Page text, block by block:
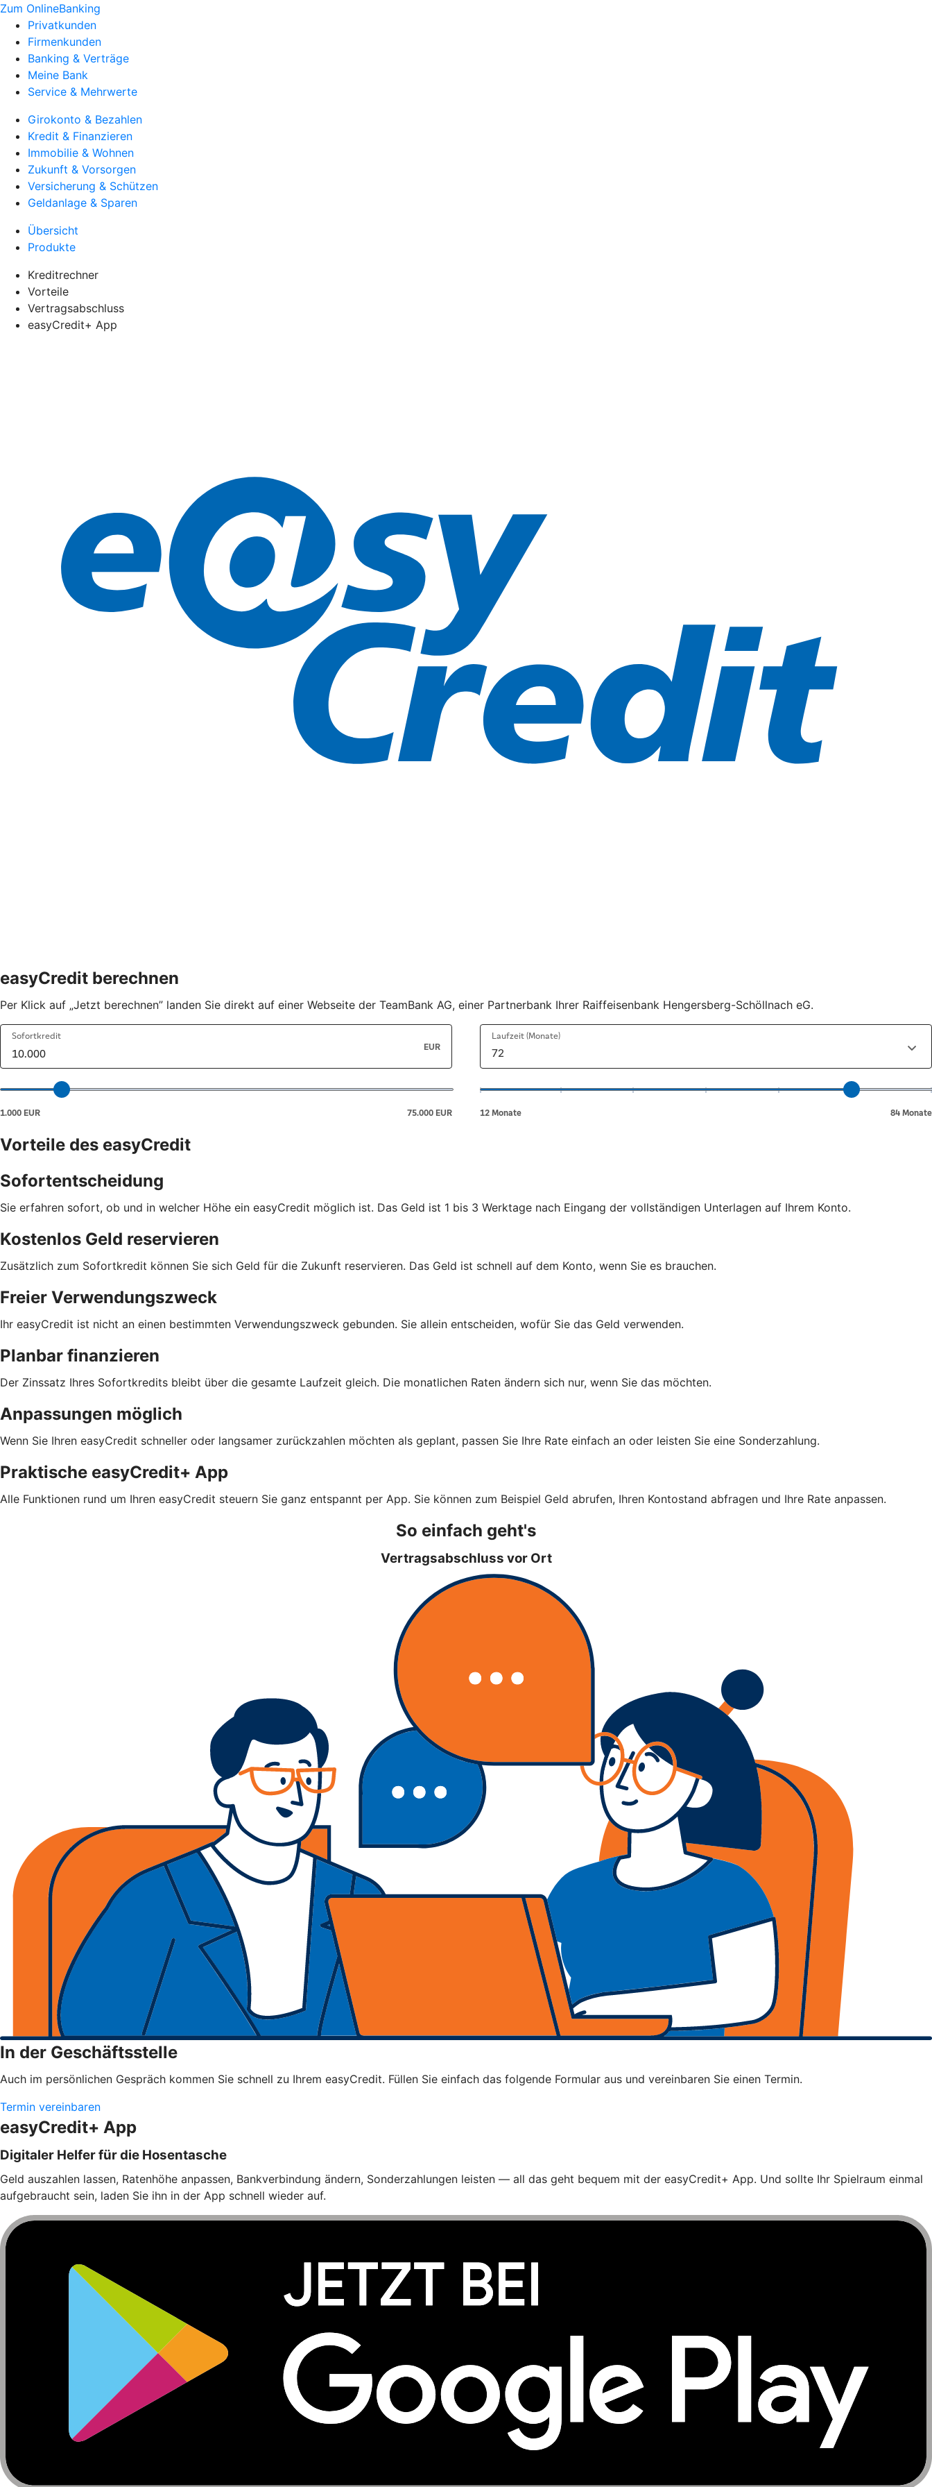
Zum OnlineBanking
Privatkunden
Firmenkunden
Banking & Verträge
Meine Bank
Service & Mehrwerte
Girokonto & Bezahlen
Kredit & Finanzieren
Immobilie & Wohnen
Zukunft & Vorsorgen
Versicherung & Schützen
Geldanlage & Sparen
Übersicht
Produkte
Kreditrechner
Vorteile
Vertragsabschluss
easyCredit+ App
easyCredit berechnen
Per Klick auf „Jetzt berechnen” landen Sie direkt auf einer Webseite der TeamBank AG, einer Partnerbank Ihrer Raiffeisenbank Hengersberg-Schöllnach eG.
Vorteile des easyCredit
Sofortentscheidung
Sie erfahren sofort, ob und in welcher Höhe ein easyCredit möglich ist. Das Geld ist 1 bis 3 Werktage nach Eingang der vollständigen Unterlagen auf Ihrem Konto.
Kostenlos Geld reservieren
Zusätzlich zum Sofortkredit können Sie sich Geld für die Zukunft reservieren. Das Geld ist schnell auf dem Konto, wenn Sie es brauchen.
Freier Verwendungszweck
Ihr easyCredit ist nicht an einen bestimmten Verwendungszweck gebunden. Sie allein entscheiden, wofür Sie das Geld verwenden.
Planbar finanzieren
Der Zinssatz Ihres Sofortkredits bleibt über die gesamte Laufzeit gleich. Die monatlichen Raten ändern sich nur, wenn Sie das möchten.
Anpassungen möglich
Wenn Sie Ihren easyCredit schneller oder langsamer zurückzahlen möchten als geplant, passen Sie Ihre Rate einfach an oder leisten Sie eine Sonderzahlung.
Praktische easyCredit+ App
Alle Funktionen rund um Ihren easyCredit steuern Sie ganz entspannt per App. Sie können zum Beispiel Geld abrufen, Ihren Kontostand abfragen und Ihre Rate anpassen.
So einfach geht's
Vertragsabschluss vor Ort
In der Geschäftsstelle
Auch im persönlichen Gespräch kommen Sie schnell zu Ihrem easyCredit. Füllen Sie einfach das folgende Formular aus und vereinbaren Sie einen Termin.
Termin vereinbaren
easyCredit+ App
Digitaler Helfer für die Hosentasche
Geld auszahlen lassen, Ratenhöhe anpassen, Bankverbindung ändern, Sonderzahlungen leisten — all das geht bequem mit der easyCredit+ App. Und sollte Ihr Spielraum einmal
aufgebraucht sein, laden Sie ihn in der App schnell wieder auf.